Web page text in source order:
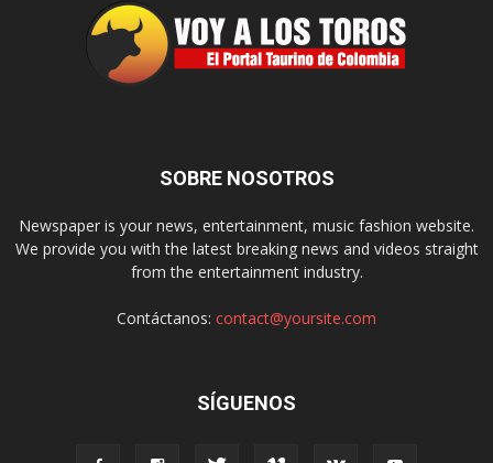
SOBRE NOSOTROS
Newspaper is your news, entertainment, music fashion website.
We provide you with the latest breaking news and videos straight
from the entertainment industry.
Contáctanos: contact@yoursite.com
SÍGUENOS